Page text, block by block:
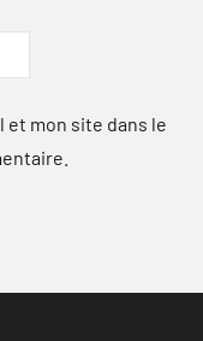
et mon site dans le